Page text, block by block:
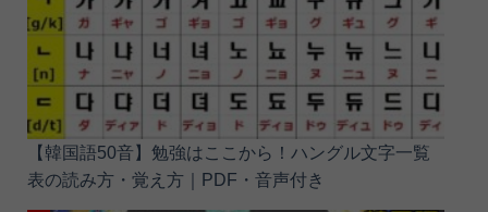
【韓国語50音】勉強はここから！ハングル文字一覧
表の読み方・覚え方｜PDF・音声付き